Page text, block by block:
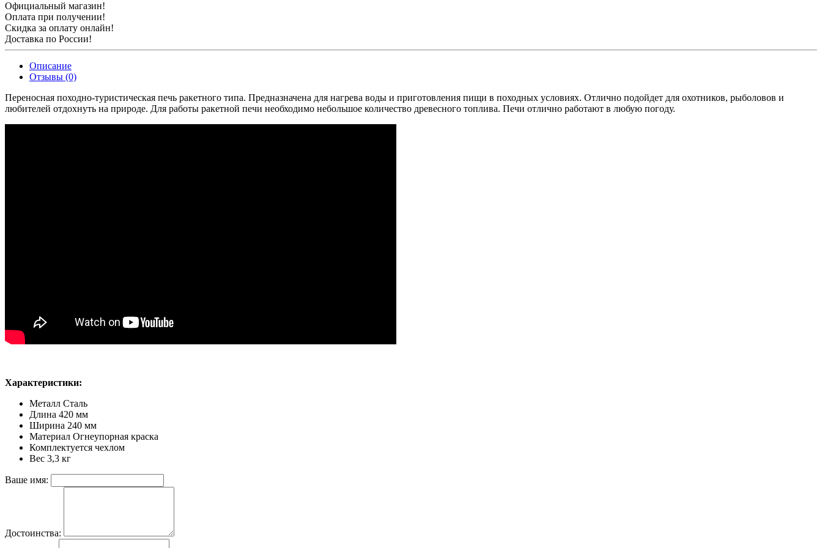
Официальный магазин!
Оплата при получении!
Скидка за оплату онлайн!
Доставка по России!
Описание
Отзывы (0)
Переносная походно-туристическая печь ракетного типа. Предназначена для нагрева воды и приготовления пищи в походных условиях. Отлично подойдет для охотников, рыболовов и
любителей отдохнуть на природе. Для работы ракетной печи необходимо небольшое количество древесного топлива. Печи отлично работают в любую погоду.
Характеристики:
Металл Сталь
Длина 420 мм
Ширина 240 мм
Материал Огнеупорная краска
Комплектуется чехлом
Вес 3,3 кг
Ваше имя:
Достоинства: